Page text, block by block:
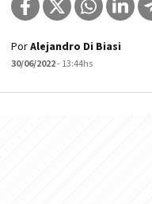
PorAlejandro Di Biasi
30/06/2022- 13:44hs